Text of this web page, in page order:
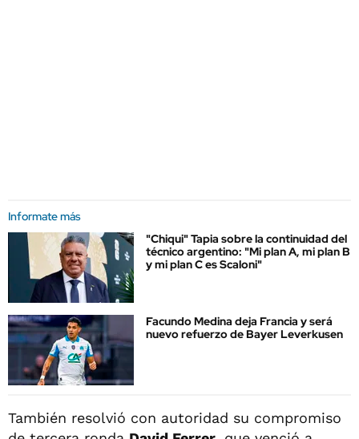
Informate más
"Chiqui" Tapia sobre la continuidad del
técnico argentino: "Mi plan A, mi plan B
y mi plan C es Scaloni"
Facundo Medina deja Francia y será
nuevo refuerzo de Bayer Leverkusen
También resolvió con autoridad su compromiso